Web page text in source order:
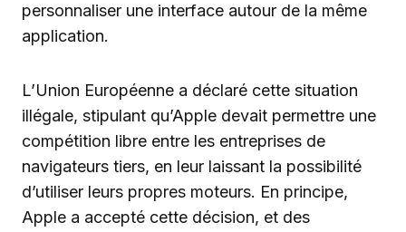
personnaliser une interface autour de la même
application.
L’Union Européenne a déclaré cette situation
illégale, stipulant qu’Apple devait permettre une
compétition libre entre les entreprises de
navigateurs tiers, en leur laissant la possibilité
d’utiliser leurs propres moteurs. En principe,
Apple a accepté cette décision, et des